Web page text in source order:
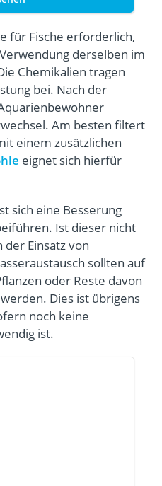
für Fische erforderlich,
derselben im
Chemikalien tragen
bei. Nach der
Am besten filtert
einem zusätzlichen
eignet sich hierfür
sich eine Besserung
Ist dieser nicht
Einsatz von
sollten auf
oder Reste davon
Dies ist übrigens
noch keine
ist.